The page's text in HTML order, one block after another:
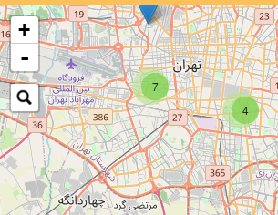
7
4
+
-